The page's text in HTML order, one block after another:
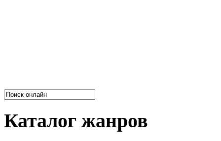
Каталог жанров